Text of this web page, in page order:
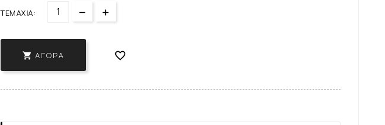
ΤΕΜΆΧΙΑ:
 ΑΓΟΡΆ 